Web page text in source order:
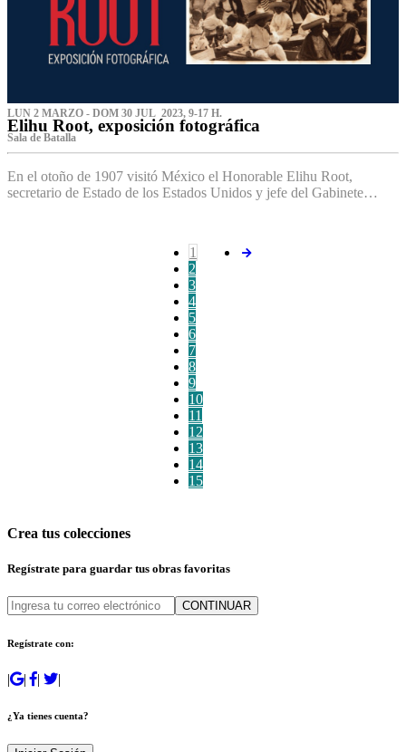
LUN 2 MARZO - DOM 30 JUL 2023, 9-17 H.
Elihu Root, exposición fotográfica
Sala de Batalla
En el otoño de 1907 visitó México el Honorable Elihu Root,
secretario de Estado de los Estados Unidos y jefe del Gabinete…
1
2
3
4
5
6
7
8
9
10
11
12
13
14
15
Crea tus colecciones
Regístrate para guardar tus obras favoritas
CONTINUAR
Regístrate con:
| | | |
¿Ya tienes cuenta?